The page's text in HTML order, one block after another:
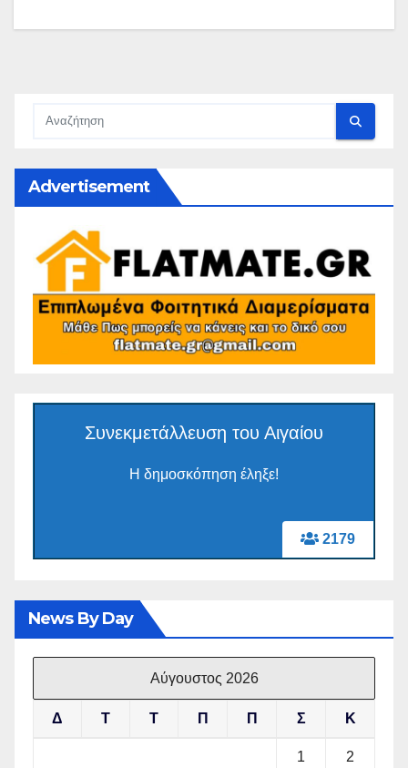
Advertisement
2179
Συνεκμετάλλευση του Αιγαίου
Η δημοσκόπηση έληξε!
News By Day
Αύγουστος 2026
Δ Τ Τ Π Π Σ Κ
1 2